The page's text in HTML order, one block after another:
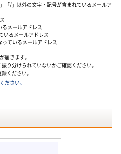
「/」以外の文字・記号が含まれているメールア
るメールアドレス
いるメールアドレス
ているメールアドレス
届きます。
り分けられていないかご確認ください。
ください。
ださい。